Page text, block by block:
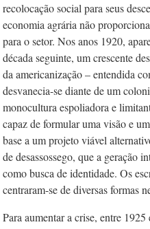
recolocação social para seus
economia agrária não
para o setor. Nos anos 1920,
década seguinte, um crescente
da americanização – entendida
desvanecia-se diante de um
monocultura espoliadora e
capaz de formular uma visão e
base a um projeto viável
de desassossego, que a geração
como busca de identidade. Os
centraram-se de diversas formas
Para aumentar a crise, entre